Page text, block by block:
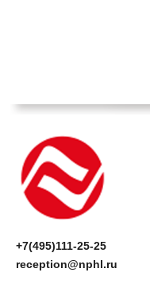
+7(495)111-25-25
reception@nphl.ru